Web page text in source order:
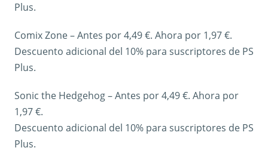
Plus.
Comix Zone – Antes por 4,49 €. Ahora por 1,97 €.
Descuento adicional del 10% para suscriptores de PS
Plus.
Sonic the Hedgehog – Antes por 4,49 €. Ahora por
1,97 €.
Descuento adicional del 10% para suscriptores de PS
Plus.